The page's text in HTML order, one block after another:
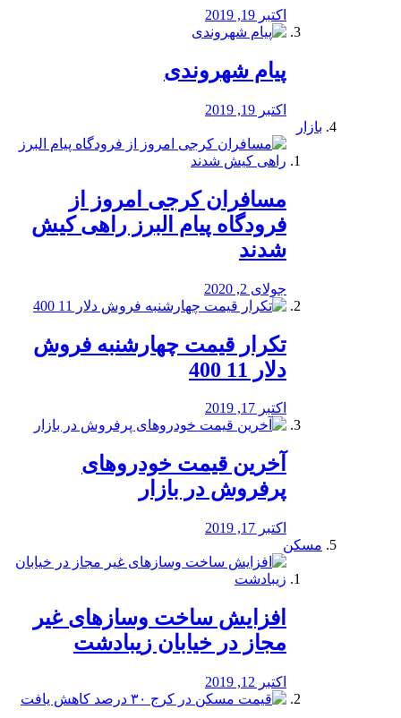
اکتبر 19, 2019
پیام شهروندی
اکتبر 19, 2019
بازار
مسافران کرجی امروز از
فرودگاه پیام البرز راهی کیش
شدند
جولای 2, 2020
تکرار قیمت چهارشنبه فروش
دلار 11 400
اکتبر 17, 2019
آخرین قیمت خودرو‌های
پرفروش در بازار
اکتبر 17, 2019
مسکن
افزایش ساخت وسازهای غیر
مجاز در خیابان زیبادشت
اکتبر 12, 2019